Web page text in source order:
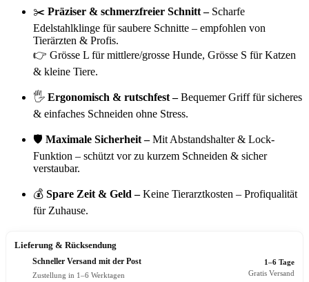
✂️ Präziser & schmerzfreier Schnitt – Scharfe
Edelstahlklinge für saubere Schnitte – empfohlen von
Tierärzten & Profis.
👉 Grösse L für mittlere/grosse Hunde, Grösse S für Katzen
& kleine Tiere.
🖐️ Ergonomisch & rutschfest –Bequemer Griff für sicheres
& einfaches Schneiden ohne Stress.
🛡 Maximale Sicherheit –Mit Abstandshalter & Lock-
Funktion – schützt vor zu kurzem Schneiden & sicher
verstaubar.
💰 Spare Zeit & Geld –Keine Tierarztkosten – Profiqualität
für Zuhause.
Lieferung & Rücksendung
Schneller Versand mit der Post
Zustellung in 1–6 Werktagen
1–6 Tage
Gratis Versand